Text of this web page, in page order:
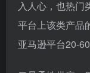
平台上该类产品
亚马逊平台20-